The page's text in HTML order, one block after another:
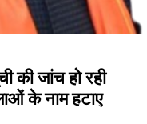
की जांच हो रही
के नाम हटाए